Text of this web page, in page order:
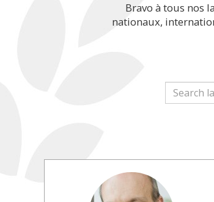
Bravo à tous nos
nationaux,